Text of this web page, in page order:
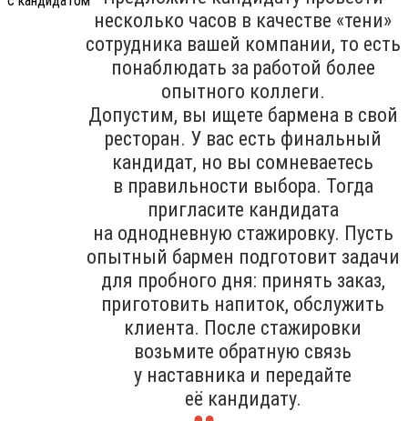
несколько часов в качестве «тени»
сотрудника вашей компании, то есть
понаблюдать за работой более
опытного коллеги.
Допустим, вы ищете бармена в свой
ресторан. У вас есть финальный
кандидат, но вы сомневаетесь
в правильности выбора. Тогда
пригласите кандидата
на однодневную стажировку. Пусть
опытный бармен подготовит задачи
для пробного дня: принять заказ,
приготовить напиток, обслужить
клиента. После стажировки
возьмите обратную связь
у наставника и передайте
её кандидату.